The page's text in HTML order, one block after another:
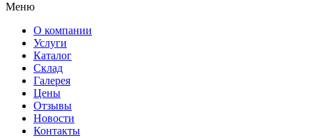
Меню
О компании
Услуги
Каталог
Склад
Галерея
Цены
Отзывы
Новости
Контакты